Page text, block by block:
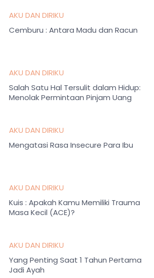
AKU DAN DIRIKU
Cemburu : Antara Madu dan Racun
AKU DAN DIRIKU
Salah Satu Hal Tersulit dalam Hidup:
Menolak Permintaan Pinjam Uang
AKU DAN DIRIKU
Mengatasi Rasa Insecure Para Ibu
AKU DAN DIRIKU
Kuis : Apakah Kamu Memiliki Trauma
Masa Kecil (ACE)?
AKU DAN DIRIKU
Yang Penting Saat 1 Tahun Pertama
Jadi Ayah